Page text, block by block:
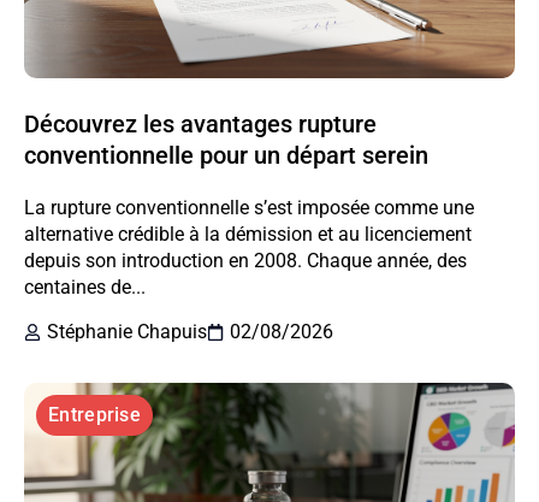
Découvrez les avantages rupture
conventionnelle pour un départ serein
La rupture conventionnelle s’est imposée comme une
alternative crédible à la démission et au licenciement
depuis son introduction en 2008. Chaque année, des
centaines de...
Stéphanie Chapuis
02/08/2026
Entreprise